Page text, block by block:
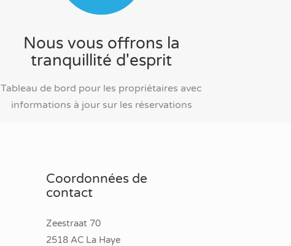
Nous vous offrons la
tranquillité d'esprit
Tableau de bord pour les propriétaires avec
informations à jour sur les réservations
Coordonnées de
contact
Zeestraat 70
2518 AC La Haye